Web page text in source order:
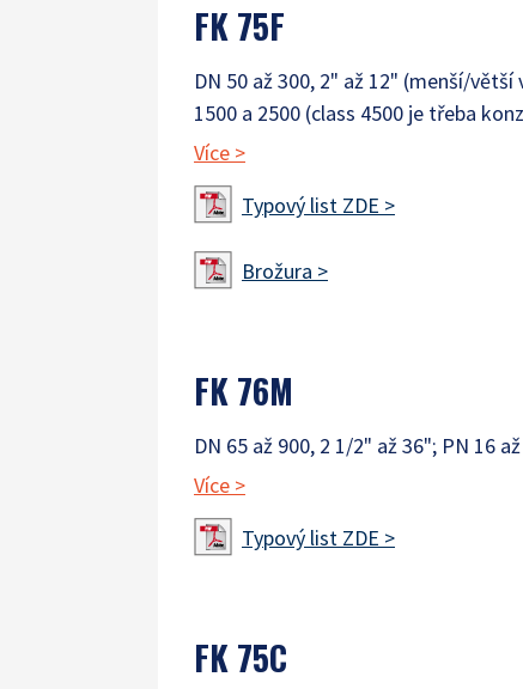
FK 75F
DN 50 až 300, 2" až 12" (menší/
1500 a 2500 (class 4500 je třeba
Více >
Typový list ZDE >
Brožura >
FK 76M
DN 65 až 900, 2 1/2" až 36"; PN 16
Více >
Typový list ZDE >
FK 75C